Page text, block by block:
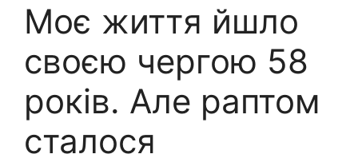
Моє життя йшло
своєю чергою 58
років. Але раптом
сталося